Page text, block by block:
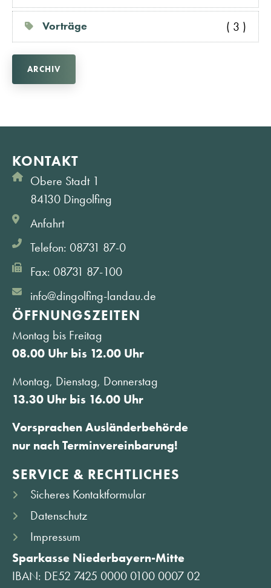
Vorträge ( 3 )
ARCHIV
KONTAKT
Obere Stadt 1
84130 Dingolfing
Anfahrt
Telefon: 08731 87-0
Fax: 08731 87-100
info@dingolfing-landau.de
ÖFFNUNGS­ZEITEN
Montag bis Freitag
08.00 Uhr bis 12.00 Uhr
Montag, Dienstag, Donnerstag
13.30 Uhr bis 16.00 Uhr
Vorsprachen Ausländerbehörde
nur nach Terminvereinbarung!
SERVICE & RECHTLICHES
Sicheres Kontaktformular
Datenschutz
Impressum
Sparkasse Niederbayern-Mitte
IBAN: DE52 7425 0000 0100 0007 02